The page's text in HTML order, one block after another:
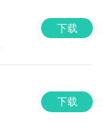
下载
下载